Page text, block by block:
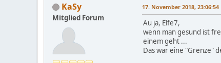
KaSy
Mitglied Forum
17. November 2018, 23:06:54
Au ja, Elfe7,
wenn man gesund ist
einem geht ...
Das war eine "Grenze"